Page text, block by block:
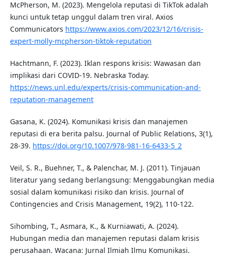
McPherson, M. (2023). Mengelola reputasi di TikTok adalah
kunci untuk tetap unggul dalam tren viral. Axios
Communicators https://www.axios.com/2023/12/16/crisis-
expert-molly-mcpherson-tiktok-reputation
Hachtmann, F. (2023). Iklan respons krisis: Wawasan dan
implikasi dari COVID-19. Nebraska Today.
https://news.unl.edu/experts/crisis-communication-and-
reputation-management
Gasana, K. (2024). Komunikasi krisis dan manajemen
reputasi di era berita palsu. Journal of Public Relations, 3(1),
28-39. https://doi.org/10.1007/978-981-16-6433-5_2
Veil, S. R., Buehner, T., & Palenchar, M. J. (2011). Tinjauan
literatur yang sedang berlangsung: Menggabungkan media
sosial dalam komunikasi risiko dan krisis. Journal of
Contingencies and Crisis Management, 19(2), 110-122.
Sihombing, T., Asmara, K., & Kurniawati, A. (2024).
Hubungan media dan manajemen reputasi dalam krisis
perusahaan. Wacana: Jurnal Ilmiah Ilmu Komunikasi.